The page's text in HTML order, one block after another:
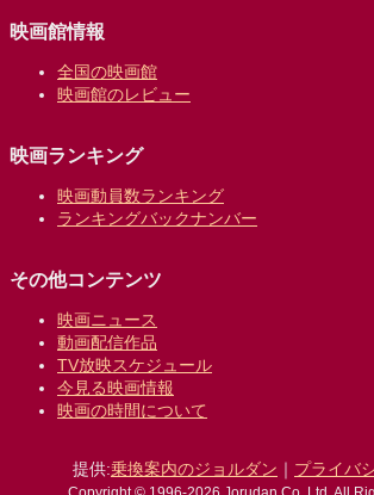
映画館情報
全国の映画館
映画館のレビュー
映画ランキング
映画動員数ランキング
ランキングバックナンバー
その他コンテンツ
映画ニュース
動画配信作品
TV放映スケジュール
今見る映画情報
映画の時間について
提供:乗換案内のジョルダン ｜ プライバ